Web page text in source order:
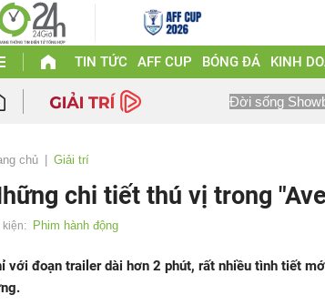
TIN TỨC AFF CUP BÓNG ĐÁ KINH
Đời sống
chủ Giải trí
chi tiết thú vị trong
kiện: Phim hành động
với đoạn trailer dài hơn 2 phút, rất nhiều tình tiết